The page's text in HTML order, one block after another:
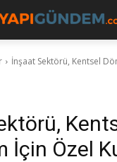
İnşaat Sektörü, Kentsel
İçin Özel